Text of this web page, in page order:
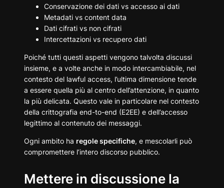
Conservazione dei dati vs accesso ai dati
Metadati vs content data
Dati cifrati vs non cifrati
Intercettazioni vs recupero dati
Poiché tutti questi aspetti vengono talvolta discussi
insieme, e a volte anche in modo intercambiabile, nel
contesto del lawful access, l’ultima dimensione tende
a essere quella più al centro dell’attenzione, in quanto
la più delicata. Questo vale in particolare nel contesto
della crittografia end-to-end (E2EE) e dell’accesso
legittimo al contenuto dei messaggi.
Ogni ambito ha regole specifiche, e mescolarli può
compromettere l’intero discorso pubblico.
Mettere in discussione la